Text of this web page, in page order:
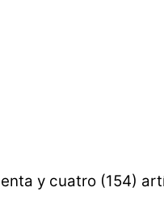
y cuatro (154)